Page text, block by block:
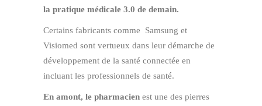
la pratique médicale 3.0 de demain.
Certains fabricants comme Samsung et
Visiomed sont vertueux dans leur démarche de
développement de la santé connectée en
incluant les professionnels de santé.
En amont, le pharmacien est une des pierres